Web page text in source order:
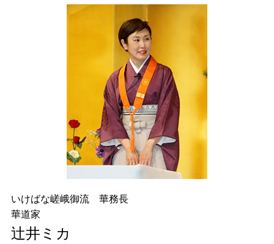
いけばな嵯峨御流 華務長
華道家
辻井ミカ